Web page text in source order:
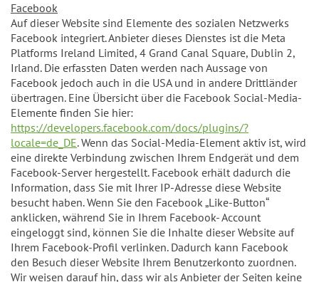
Facebook
Auf dieser Website sind Elemente des sozialen Netzwerks
Facebook integriert. Anbieter dieses Dienstes ist die Meta
Platforms Ireland Limited, 4 Grand Canal Square, Dublin 2,
Irland. Die erfassten Daten werden nach Aussage von
Facebook jedoch auch in die USA und in andere Drittländer
übertragen. Eine Übersicht über die Facebook Social-Media-
Elemente finden Sie hier:
https://developers.facebook.com/docs/plugins/?
locale=de_DE. Wenn das Social-Media-Element aktiv ist, wird
eine direkte Verbindung zwischen Ihrem Endgerät und dem
Facebook-Server hergestellt. Facebook erhält dadurch die
Information, dass Sie mit Ihrer IP-Adresse diese Website
besucht haben. Wenn Sie den Facebook „Like-Button“
anklicken, während Sie in Ihrem Facebook- Account
eingeloggt sind, können Sie die Inhalte dieser Website auf
Ihrem Facebook-Profil verlinken. Dadurch kann Facebook
den Besuch dieser Website Ihrem Benutzerkonto zuordnen.
Wir weisen darauf hin, dass wir als Anbieter der Seiten keine